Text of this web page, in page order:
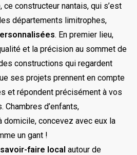
ce constructeur nantais, qui s’est
départements limitrophes,
. En premier lieu,
et la précision au sommet de
constructions qui regardent
ses projets prennent en compte
et répondent précisément à vos
Chambres d’enfants,
domicile, concevez avec eux la
un gant !
savoir-faire local autour de